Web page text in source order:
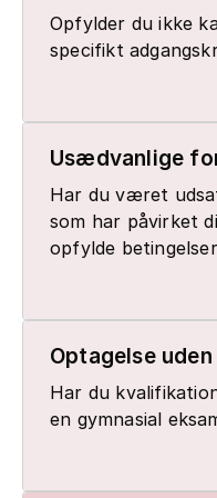
Opfylder du ikke
specifikt
Usædvanlige
Har du været
som har påvirket
opfylde
Optagelse
Har du
en gymnasial